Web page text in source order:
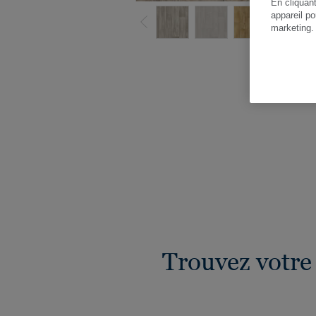
Trouvez
En
appareil
marketing.